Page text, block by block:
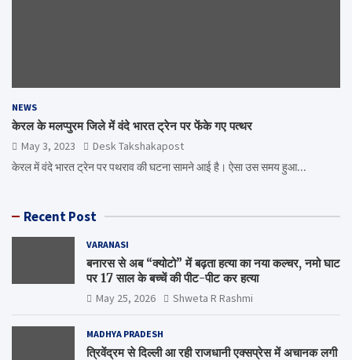
NEWS
केरल के मलप्पुरम जिले में वंदे भारत ट्रेन पर फेंके गए पत्थर
May 3, 2023
Desk Takshakapost
केरल में वंदे भारत ट्रेन पर पथराव की घटना सामने आई है। ऐसा उस समय हुआ…
Recent Post
VARANASI
बनारस से अब “क्योटो” में बढ़ता हत्या का नया कल्चर, नमो घाट
पर 17 साल के बच्चें की पीट-पीट कर हत्या
May 25, 2026 Shweta R Rashmi
MADHYA PRADESH
त्रिवेंद्रम से दिल्ली आ रही राजधानी एक्सप्रेस में अचानक लगी